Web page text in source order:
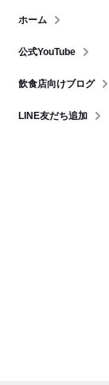
ホーム
公式YouTube
飲食店向けブログ
LINE友だち追加